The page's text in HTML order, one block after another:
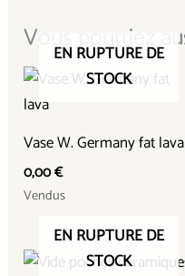
Vous pourriez
EN RUPTURE DE
STOCK
Vase W. Germany fat lava
0,00€
Vendus
EN RUPTURE DE
STOCK